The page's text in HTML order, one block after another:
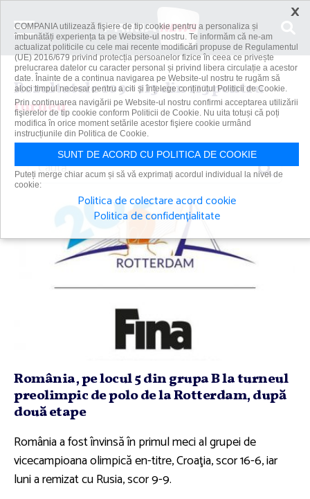
Rezultatele 109 - 113 din 113 pentru
turneu
Caută
România, pe locul 5 din grupa B la turneul
preolimpic de polo de la Rotterdam, după
două etape
România a fost învinsă în primul meci al grupei de
vicecampioana olimpică en-titre, Croaţia, scor 16-6, iar
luni a remizat cu Rusia, scor 9-9.
×
COMPANIA utilizează fişiere de tip cookie pentru a personaliza și
îmbunătăți experiența ta pe Website-ul nostru. Te informăm că ne-am
actualizat politicile cu cele mai recente modificări propuse de Regulamentul
(UE) 2016/679 privind protecția persoanelor fizice în ceea ce privește
prelucrarea datelor cu caracter personal și privind libera circulație a acestor
date. Înainte de a continua navigarea pe Website-ul nostru te rugăm să
aloci timpul necesar pentru a citi și înțelege conținutul Politicii de Cookie.
Prin continuarea navigării pe Website-ul nostru confirmi acceptarea utilizării
fişierelor de tip cookie conform Politicii de Cookie. Nu uita totuși că poți
modifica în orice moment setările acestor fişiere cookie urmând
instrucțiunile din Politica de Cookie.
SUNT DE ACORD CU POLITICA DE COOKIE
Puteți merge chiar acum și să vă exprimați acordul individual la nivel de
cookie:
Politica de colectare acord cookie
Politica de confidențialitate